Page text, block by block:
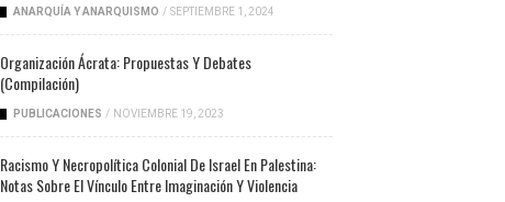
ANARQUÍA Y ANARQUISMO / SEPTIEMBRE 1, 2024
Organización Ácrata: Propuestas Y Debates
(compilación)
PUBLICACIONES / NOVIEMBRE 19, 2023
Racismo Y Necropolítica Colonial De Israel En Palestina:
Notas Sobre El Vínculo Entre Imaginación Y Violencia